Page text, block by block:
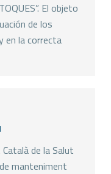
El objeto
de los
en la correcta
de la Salut
manteniment